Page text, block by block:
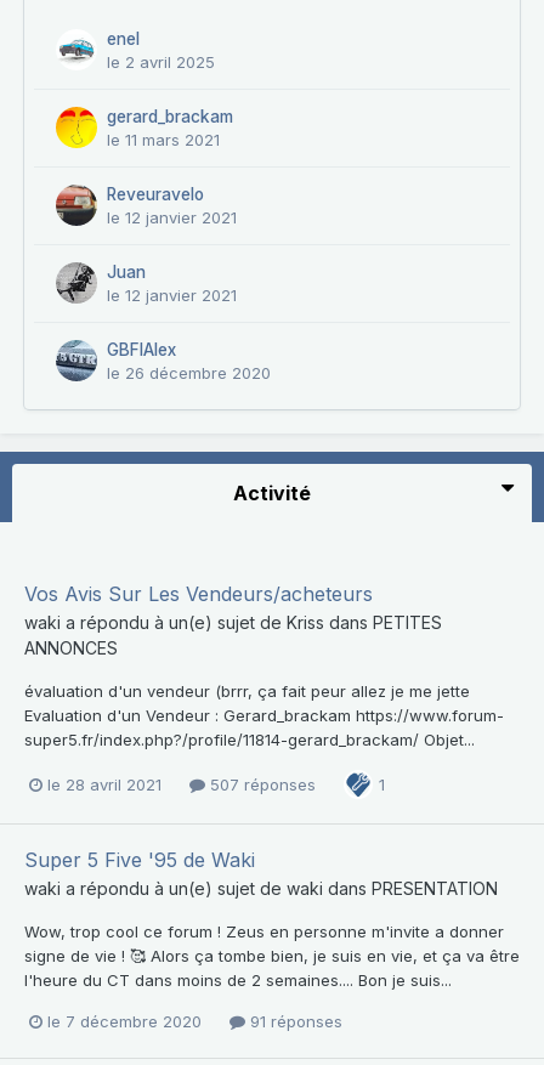
enel
le 2 avril 2025
gerard_brackam
le 11 mars 2021
Reveuravelo
le 12 janvier 2021
Juan
le 12 janvier 2021
GBFIAlex
le 26 décembre 2020
Activité
Vos Avis Sur Les Vendeurs/acheteurs
waki a répondu à un(e) sujet de Kriss dans PETITES
ANNONCES
évaluation d'un vendeur (brrr, ça fait peur allez je me jette
Evaluation d'un Vendeur : Gerard_brackam https://www.forum-
super5.fr/index.php?/profile/11814-gerard_brackam/ Objet...
le 28 avril 2021 507 réponses 1
Super 5 Five '95 de Waki
waki a répondu à un(e) sujet de waki dans PRESENTATION
Wow, trop cool ce forum ! Zeus en personne m'invite a donner
signe de vie ! 🥰 Alors ça tombe bien, je suis en vie, et ça va être
l'heure du CT dans moins de 2 semaines.... Bon je suis...
le 7 décembre 2020 91 réponses